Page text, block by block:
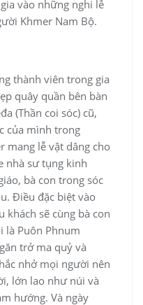
vào những nghi lễ
Khmer Nam Bộ.
thành viên trong gia
quây quần bên bàn
(Thần coi sóc) cũ,
của mình trong
mang lễ vật dâng cho
nhà sư tụng kinh
bà con trong sóc
Điều đặc biệt vào
khách sẽ cùng bà con
là Puôn Phnum
trở ma quỷ và
nhở mọi người nên
lớn lao như núi và
hướng. Và ngày